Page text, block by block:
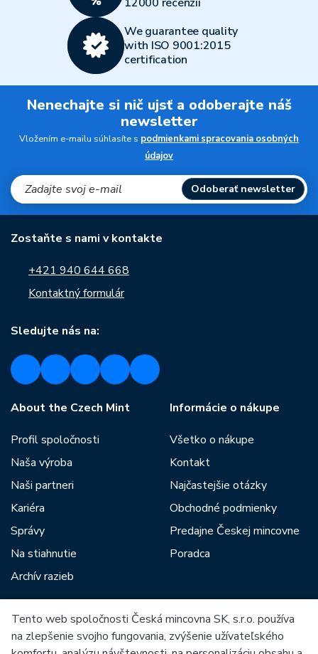
We guarantee quality
with ISO 9001:2015
certification
Nenechajte si nič ujsť a odoberajte náš
newsletter
Vložením e-mailu súhlasíte s podmienkami spracovania osobných
údajov
Odoberať newsletter
Zostaňte s nami v kontakte
+421 940 644 668
Kontaktný formulár
Sledujte nás na:
About the Czech Mint
Profil spoločnosti
Naša výroba
Naši partneri
Kariéra
Správy
Na stiahnutie
Archív razieb
Informácie o nákupe
Všetko o nákupe
Kontakt
Najčastejšie otázky
Obchodné podmienky
Predajne Českej mincovne
Poradca
Medzi našich partnerov patria:
Tento web spoločnosti Česká mincovna SK, s.r.o. používa
na zlepšenie svojho fungovania, zvýšenie užívateľského